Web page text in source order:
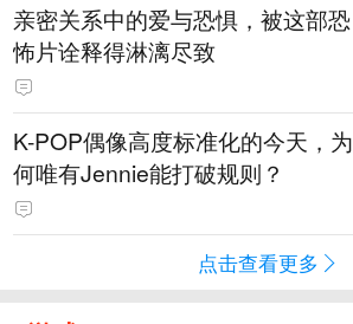
亲密关系中的爱与恐惧，被这部恐
怖片诠释得淋漓尽致
K-POP偶像高度标准化的今天，为
何唯有Jennie能打破规则？
点击查看更多